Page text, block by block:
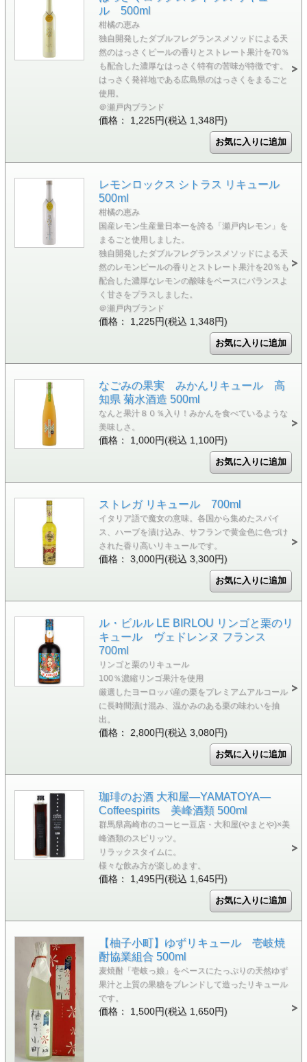
ル 500ml
柑橘の恵み
独自開発したダブルフレグランスメソッドによる天
然のはっさくピールの香りとストレート果汁を70％
も配合した濃厚なはっさく特有の苦味が特徴です。
はっさく発祥地である広島県のはっさくをまるごと
使用。
＠瀬戸内ブランド
価格： 1,225円(税込 1,348円)
レモンロックス シトラス リキュール
500ml
柑橘の恵み
国産レモン生産量日本一を誇る「瀬戸内レモン」を
まるごと使用しました。
独自開発したダブルフレグランスメソッドによる天
然のレモンピールの香りとストレート果汁を20％も
配合した濃厚なレモンの酸味をベースにバランスよ
く甘さをプラスしました。
＠瀬戸内ブランド
価格： 1,225円(税込 1,348円)
なごみの果実 みかんリキュール 高
知県 菊水酒造 500ml
なんと果汁８０％入り！みかんを食べているような
美味しさ。
価格： 1,000円(税込 1,100円)
ストレガ リキュール 700ml
イタリア語で魔女の意味。各国から集めたスパイ
ス、ハーブを漬け込み、サフランで黄金色に色づけ
された香り高いリキュールです。
価格： 3,000円(税込 3,300円)
ル・ビルル LE BIRLOU リンゴと栗のリ
キュール ヴェドレンヌ フランス
700ml
リンゴと栗のリキュール
100％濃縮リンゴ果汁を使用
厳選したヨーロッパ産の栗をプレミアムアルコール
に長時間漬け混み、温かみのある栗の味わいを抽
出。
価格： 2,800円(税込 3,080円)
珈琲のお酒 大和屋―YAMATOYA―
Coffeespirits 美峰酒類 500ml
群馬県高崎市のコーヒー豆店・大和屋(やまとや)×美
峰酒類のスピリッツ。
リラックスタイムに。
様々な飲み方が楽しめます。
価格： 1,495円(税込 1,645円)
【柚子小町】ゆずリキュール 壱岐焼
酎協業組合 500ml
麦焼酎「壱岐っ娘」をベースにたっぷりの天然ゆず
果汁と上質の果糖をブレンドして造ったリキュール
です。
価格： 1,500円(税込 1,650円)